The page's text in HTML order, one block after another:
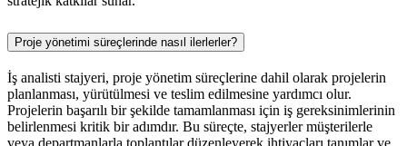
Proje yönetimi süreçlerinde nasıl ilerlerler?
İş analisti stajyeri, proje yönetim süreçlerine dahil olarak projelerin
planlanması, yürütülmesi ve teslim edilmesine yardımcı olur.
Projelerin başarılı bir şekilde tamamlanması için iş gereksinimlerinin
belirlenmesi kritik bir adımdır. Bu süreçte, stajyerler müşterilerle